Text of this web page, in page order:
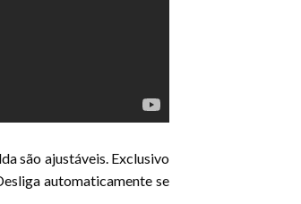
são ajustáveis. Exclusivo
automaticamente se